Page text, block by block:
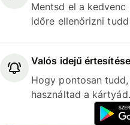
Mentsd el a
időre ellenőrizni
Valós idejű
Hogy pontosan
használtad a kártyád.